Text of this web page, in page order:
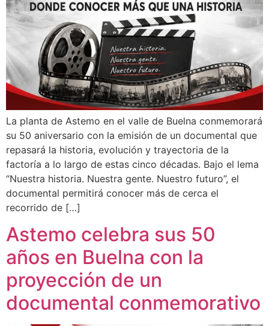
La planta de Astemo en el valle de Buelna conmemorará
su 50 aniversario con la emisión de un documental que
repasará la historia, evolución y trayectoria de la
factoría a lo largo de estas cinco décadas. Bajo el lema
“Nuestra historia. Nuestra gente. Nuestro futuro”, el
documental permitirá conocer más de cerca el
recorrido de […]
Astemo celebra sus 50
años en Buelna con la
proyección de un
documental conmemorativo